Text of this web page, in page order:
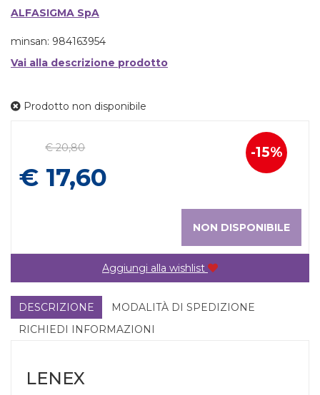
ALFASIGMA SpA
minsan: 984163954
Vai alla descrizione prodotto
Prodotto non disponibile
15%
€ 20,80
Prezzo
scontato
€ 17,60
NON DISPONIBILE
Aggiungi alla wishlist
DESCRIZIONE
MODALITÀ DI SPEDIZIONE
RICHIEDI INFORMAZIONI
LENEX